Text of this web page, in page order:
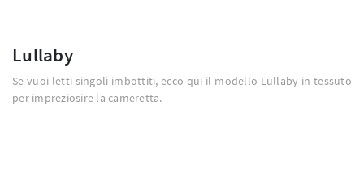
Lullaby
Se vuoi letti singoli imbottiti, ecco qui il modello Lullaby in tessuto
per impreziosire la cameretta.